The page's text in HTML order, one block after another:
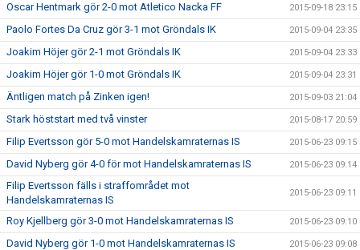
Oscar Hentmark gör 2-0 mot Atletico Nacka FF 2015-09-18 23:15
Paolo Fortes Da Cruz gör 3-1 mot Gröndals IK 2015-09-04 23:35
Joakim Höjer gör 2-1 mot Gröndals IK 2015-09-04 23:33
Joakim Höjer gör 1-0 mot Gröndals IK 2015-09-04 23:31
Äntligen match på Zinken igen! 2015-09-03 21:04
Stark höststart med två vinster 2015-08-17 20:59
Filip Evertsson gör 5-0 mot Handelskamraternas IS 2015-06-23 09:15
David Nyberg gör 4-0 för mot Handelskamraternas IS 2015-06-23 09:14
Filip Evertsson fälls i straffområdet mot
Handelskamraternas IS
2015-06-23 09:11
Roy Kjellberg gör 3-0 mot Handelskamraternas IS 2015-06-23 09:10
David Nyberg gör 1-0 mot Handelskamraternas IS 2015-06-23 09:08